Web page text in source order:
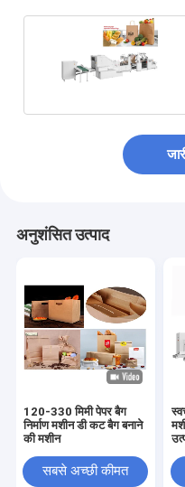
अनुशंसित उत्पाद
120-330 मिमी पेपर बैग
निर्माण मशीन डी कट बैग बनाने
की मशीन
सबसे अच्छी कीमत